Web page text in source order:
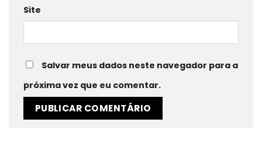
Site
Salvar meus dados neste navegador para a
próxima vez que eu comentar.